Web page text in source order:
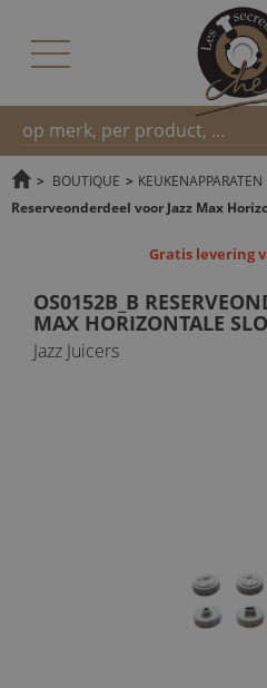
Snel
> BOUTIQUE > KEUKENAPPARATEN
Reserveonderdeel voor Jazz Max
Gratis levering
OS0152B_B
MAX HORIZONTALE
Jazz Juicers